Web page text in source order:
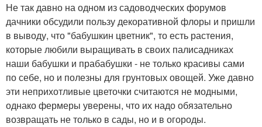
Не так давно на одном из садоводческих форумов
дачники обсудили пользу декоративной флоры и пришли
в выводу, что "бабушкин цветник", то есть растения,
которые любили выращивать в своих палисадниках
наши бабушки и прабабушки - не только красивы сами
по себе, но и полезны для грунтовых овощей. Уже давно
эти неприхотливые цветочки считаются не модными,
однако фермеры уверены, что их надо обязательно
возвращать не только в сады, но и в огороды.